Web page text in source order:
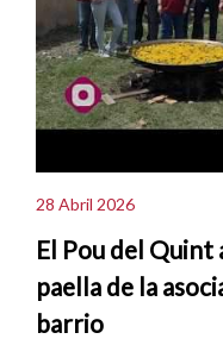
28 Abril 2026
El Pou del Quint
paella de la
barrio